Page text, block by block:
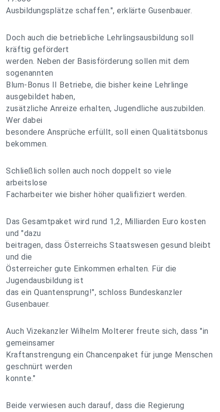
Ausbildungsplätze schaffen.", erklärte Gusenbauer.
Doch auch die betriebliche Lehrlingsausbildung soll
kräftig gefördert
werden. Neben der Basisförderung sollen mit dem
sogenannten
Blum-Bonus II Betriebe, die bisher keine Lehrlinge
ausgebildet haben,
zusätzliche Anreize erhalten, Jugendliche auszubilden.
Wer dabei
besondere Ansprüche erfüllt, soll einen Qualitätsbonus
bekommen.
Schließlich sollen auch noch doppelt so viele
arbeitslose
Facharbeiter wie bisher höher qualifiziert werden.
Das Gesamtpaket wird rund 1,2, Milliarden Euro kosten
und "dazu
beitragen, dass Österreichs Staatswesen gesund bleibt
und die
Österreicher gute Einkommen erhalten. Für die
Jugendausbildung ist
das ein Quantensprung!", schloss Bundeskanzler
Gusenbauer.
Auch Vizekanzler Wilhelm Molterer freute sich, dass "in
gemeinsamer
Kraftanstrengung ein Chancenpaket für junge Menschen
geschnürt werden
konnte."
Beide verwiesen auch darauf, dass die Regierung